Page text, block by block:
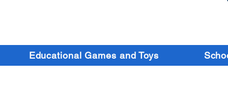
Educational Games and Toys